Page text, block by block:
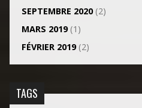
SEPTEMBRE 2020(2)
MARS 2019(1)
FÉVRIER 2019(2)
TAGS